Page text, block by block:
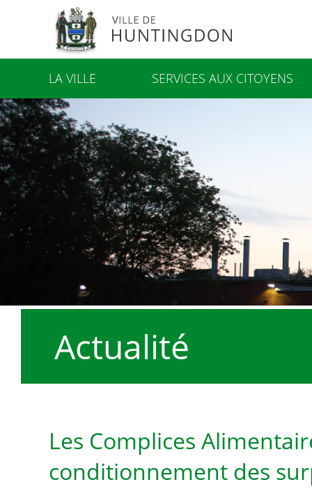
LA VILLE SERVICES AUX CITOYENS
Actualité
Les Complices
conditionnement des